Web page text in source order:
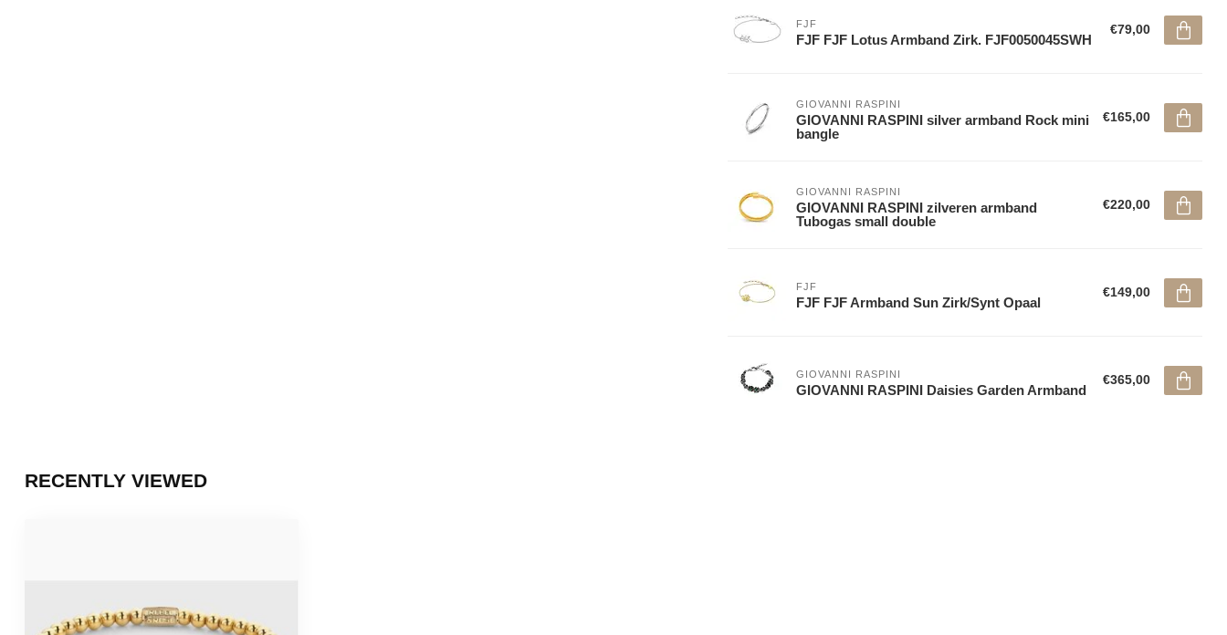
FJF
FJF FJF Lotus Armband Zirk. FJF0050045SWH
€79,00
GIOVANNI RASPINI
GIOVANNI RASPINI silver armband Rock mini
bangle
€165,00
GIOVANNI RASPINI
GIOVANNI RASPINI zilveren armband
Tubogas small double
€220,00
FJF
FJF FJF Armband Sun Zirk/Synt Opaal
€149,00
GIOVANNI RASPINI
GIOVANNI RASPINI Daisies Garden Armband
€365,00
RECENTLY VIEWED